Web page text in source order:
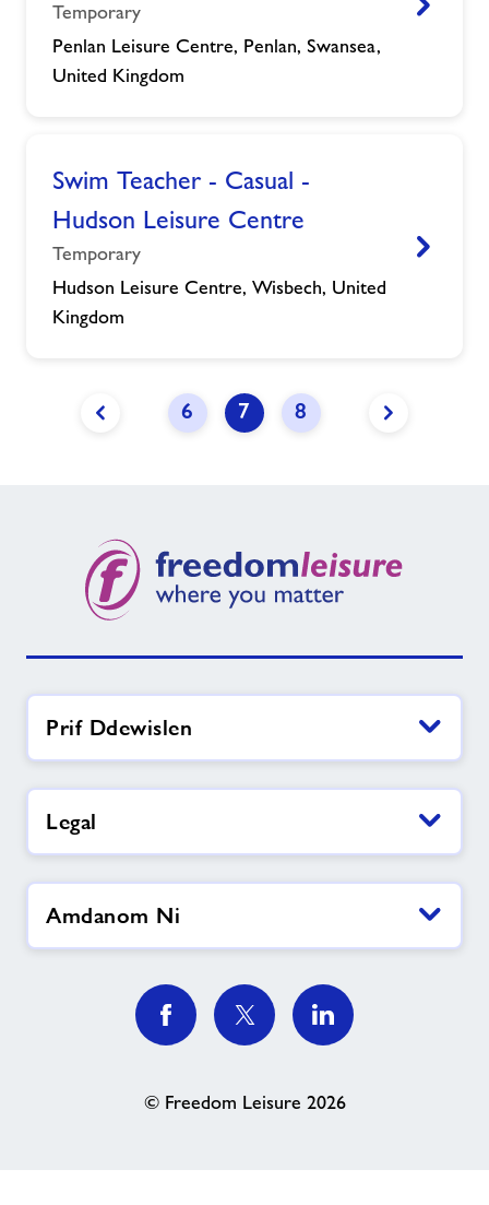
Temporary
Penlan Leisure Centre, Penlan, Swansea,
United Kingdom
Swim Teacher - Casual -
Hudson Leisure Centre
Temporary
Hudson Leisure Centre, Wisbech, United
Kingdom
Dolen
6 7 8
Dolen
Prif Ddewislen
Legal
Amdanom Ni
© Freedom Leisure 2026